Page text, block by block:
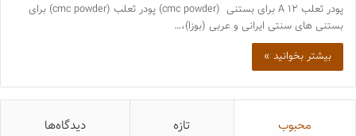
پودر ثعلب A 12 برای بستنی (cmc powder) پودر ثعلب (cmc powder) برای
بستنی های سنتی ایرانی و عربی (بوزا)،…
بیشتر بخوانید »
محبوب تازه دیدگاه‌ها